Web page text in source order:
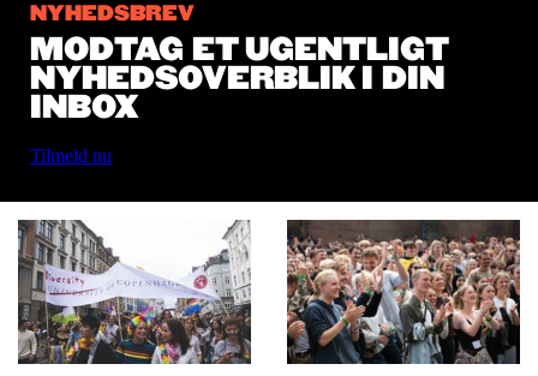
NYHEDSBREV
MODTAG ET UGENTLIGT
NYHEDSOVERBLIK I DIN
INBOX
Tilmeld nu